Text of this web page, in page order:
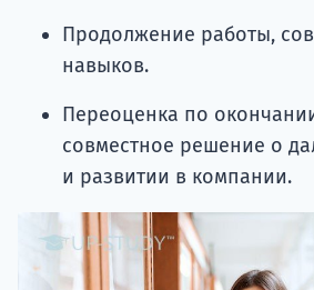
Продолжение работы,
навыков.
Переоценка по
совместное решение о
и развитии в компании.